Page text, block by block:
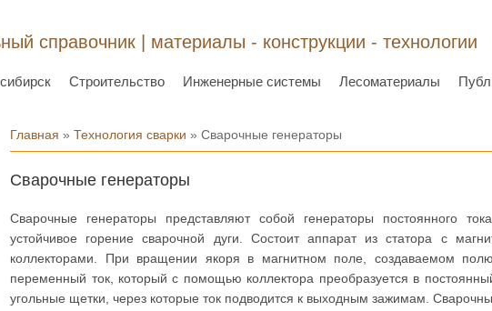
справочник | материалы - конструкции - технологии
Строительство Инженерные системы Лесоматериалы
Вы здесь
Главная »Технология сварки » Сварочные генераторы
Сварочные генераторы
Сварочные генераторы представляют собой генераторы постоянного
устойчивое горение сварочной дуги. Состоит аппарат из статора с
коллекторами. При вращении якоря в магнитном поле, создаваемом
переменный ток, который с помощью коллектора преобразуется в
угольные щетки, через которые ток подводится к выходным зажимам.